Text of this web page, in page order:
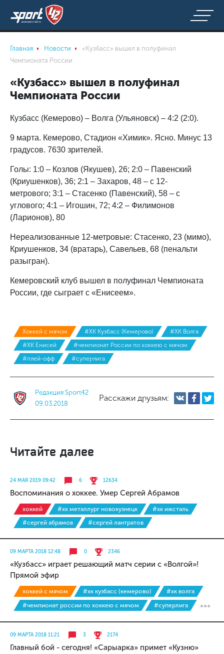
Главная Новости
«Кузбасс» вышел в полуфинал
Чемпионата России
«Кузбасс» вышел в полуфинал
Чемпионата России
Кузбасс (Кемерово) – Волга (Ульяновск) – 4:2 (2:0).
9 марта. Кемерово, Стадион «Химик». Ясно. Минус 13
градусов. 7630 зрителей.
Голы: 1:0 – Козлов (Якушев), 26; 2:0 – Павенский
(Криушенков), 36; 2:1 – Захаров, 48 – с 12-
метрового; 3:1 – Стасенко (Павенский), 58 – с
углового; 4:1 – Игошин, 72; 4:2 – Филимонов
(Ларионов), 80
Нереализованные 12-метровые: Стасенко, 23 (мимо),
Криушенков, 34 (вратарь), Савельев, 68 (пенальти
разыгран).
Кемеровский клуб вышел в полуфинал Чемпионата
России, где сыграет с «Енисеем».
Хоккей с мячом #ХК Кузбасс (Кемерово)
#ХК Волга
#ХК Енисей
#чемпионат России по хоккею с мячом
#плей-офф
#суперлига
Редакция Sport42
09.03.2018
Расскажи друзьям:
Читайте далее
24 МАЯ 2019 09:42 6 12634
Воспоминания о хоккее. Умер Сергей Абрамов
хоккей #хк металлург новокузнецк
#хк ижсталь
#сергей абрамов
#сергей лантратов
09 МАРТА 2018 12:48 0 2346
«Кузбасс» играет решающий матч серии с «Волгой»!
Прямой эфир
хоккей с мячом #хк кузбасс (кемерово)
#хк волга
#чемпионат россии по хоккею с мячом
#суперлига
09 МАРТА 2018 11:21 3 2174
Главный бой - сегодня! «Сарыарка» примет «Кузню»